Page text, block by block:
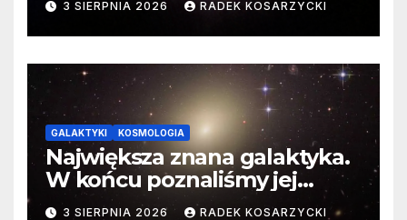
3 SIERPNIA 2026 RADEK KOSARZYCKI
GALAKTYKI KOSMOLOGIA
Największa znana galaktyka.
W końcu poznaliśmy jej
faktyczne wymiary
3 SIERPNIA 2026 RADEK KOSARZYCKI